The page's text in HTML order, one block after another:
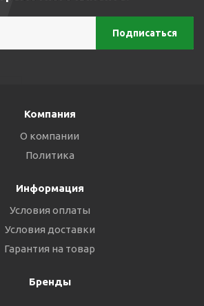
Компания
О компании
Политика
Информация
Условия оплаты
Условия доставки
Гарантия на товар
Бренды